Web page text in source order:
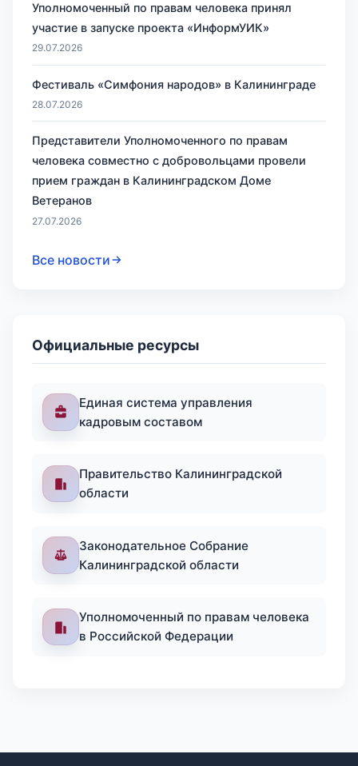
Уполномоченный по правам человека принял
участие в запуске проекта «ИнформУИК»
29.07.2026
Фестиваль «Симфония народов» в Калининграде
28.07.2026
Представители Уполномоченного по правам
человека совместно с добровольцами провели
прием граждан в Калининградском Доме
Ветеранов
27.07.2026
Все новости
Официальные ресурсы
Единая система управления
кадровым составом
Правительство Калининградской
области
Законодательное Собрание
Калининградской области
Уполномоченный по правам человека
в Российской Федерации